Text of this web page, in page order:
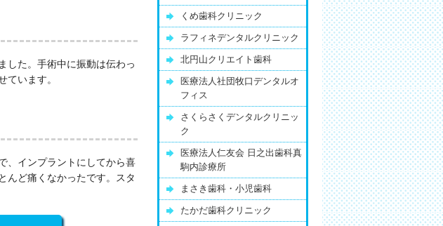
した。手術中に振動は伝わっ
ています。
、インプラントにしてから喜
んど痛くなかったです。スタ
くめ歯科クリニック
ラフィネデンタルクリニック
北円山クリエイト歯科
医療法人社団牧口デンタルオ
フィス
さくらさくデンタルクリニッ
ク
医療法人仁友会 日之出歯科真
駒内診療所
まさき歯科・小児歯科
たかだ歯科クリニック